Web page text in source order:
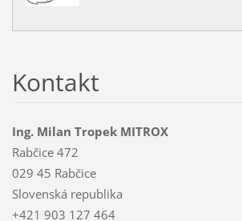
Kontakt
Ing. Milan Tropek MITROX
Rabčice 472
029 45 Rabčice
Slovenská republika
+421 903 127 464